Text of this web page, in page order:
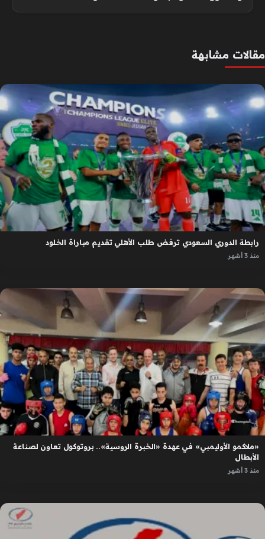
مقالات مشابهة
رابطة الدوري السعودي ترفض طلب الأهلي تقديم مباراة الخلود
منذ 3 أشهر
«ملاكمو الأوليمبي» في عهدة «الخبرة الروسية».. بروتوكول تعاون لصناعة
الأبطال
منذ 3 أشهر